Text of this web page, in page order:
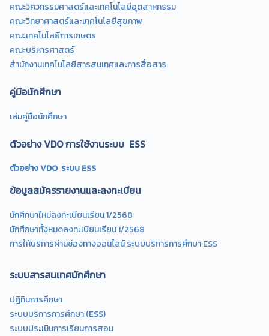
คณะวิศวกรรมศาสตร์และเทคโนโลยีอุตสาหกรรม
คณะวิทยาศาสตร์และเทคโนโลยีสุขภาพ
คณะเทคโนโลยีการเกษตร
คณะบริหารศาสตร์
สำนักงานเทคโนโลยีสารสนเทศและการสื่อสาร
คู่มือนักศึกษา
เล่มคู่มือนักศึกษา
ตัวอย่าง VDO การใช้งานระบบ ESS
ตัวอย่าง VDO ระบบ ESS
ข้อมูลสมัครรายงานและลงทะเบียน
นักศึกษาใหม่ลงทะเบียนเรียน 1/2568
นักศึกษาทั้งหมดลงทะเบียนเรียน 1/2568
การให้บริการผ่านช่องทางออนไลน์ ระบบบริการการศึกษา ESS
ระบบสารสนเทศนักศึกษา
ปฏิทินการศึกษา
ระบบบริการการศึกษา (ESS)
ระบบประเมินการเรียนการสอน